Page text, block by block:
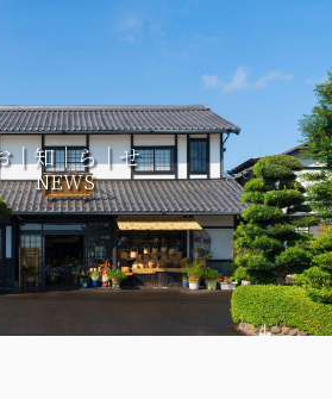
｜知｜ら｜せ
NEWS